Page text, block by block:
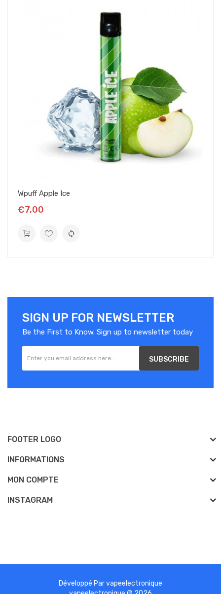
Wpuff Apple Ice
€7,00
SIGN UP FOR NEWSLETTER
Be the First to Know. Sign up to newsletter today
SUBSCRIBE
FOOTER LOGO
INFORMATIONS
MON COMPTE
INSTAGRAM
Développé Parvapeelectronique
slot gacor78 winonline casino78win